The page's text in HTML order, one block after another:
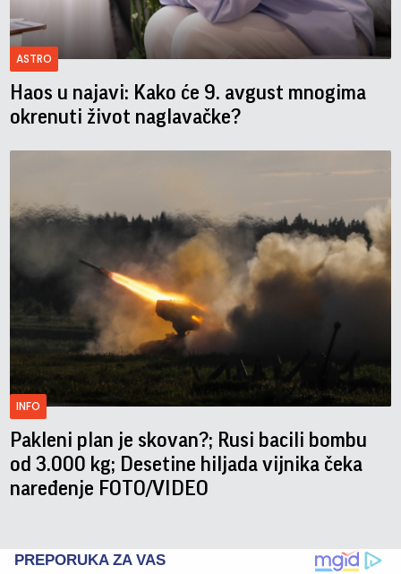
ASTRO
Haos u najavi: Kako će 9. avgust mnogima
okrenuti život naglavačke?
INFO
Pakleni plan je skovan?; Rusi bacili bombu
od 3.000 kg; Desetine hiljada vijnika čeka
naređenje FOTO/VIDEO